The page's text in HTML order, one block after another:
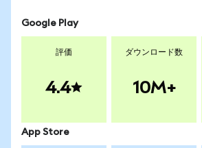
Google Play
評価
4.4
ダウンロード数
10M+
App Store